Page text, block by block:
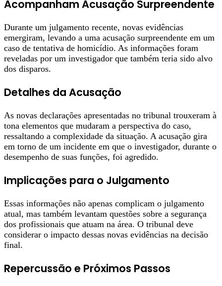
Acompanham Acusação Surpreendente
Durante um julgamento recente, novas evidências
emergiram, levando a uma acusação surpreendente em um
caso de tentativa de homicídio. As informações foram
reveladas por um investigador que também teria sido alvo
dos disparos.
Detalhes da Acusação
As novas declarações apresentadas no tribunal trouxeram à
tona elementos que mudaram a perspectiva do caso,
ressaltando a complexidade da situação. A acusação gira
em torno de um incidente em que o investigador, durante o
desempenho de suas funções, foi agredido.
Implicações para o Julgamento
Essas informações não apenas complicam o julgamento
atual, mas também levantam questões sobre a segurança
dos profissionais que atuam na área. O tribunal deve
considerar o impacto dessas novas evidências na decisão
final.
Repercussão e Próximos Passos